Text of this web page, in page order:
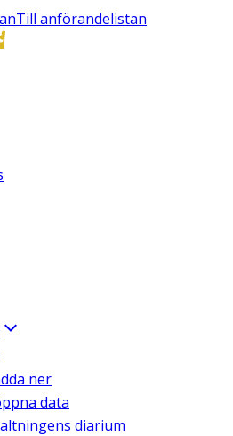
Till anförandelistan
ner
data
diarium